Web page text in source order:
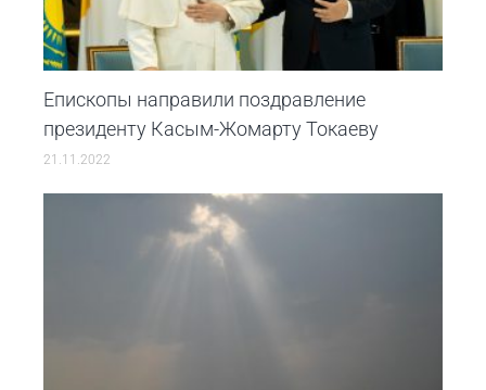
Епископы направили поздравление
президенту Касым-Жомарту Токаеву
21.11.2022